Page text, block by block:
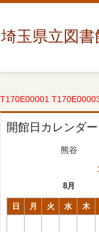
埼玉県立図書
T170E00001
開館日カレンダー
熊谷
8月
日 月 火 水 木